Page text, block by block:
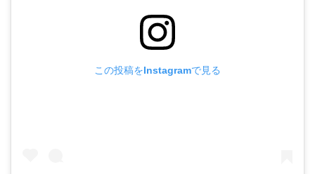
この投稿をInstagramで見る